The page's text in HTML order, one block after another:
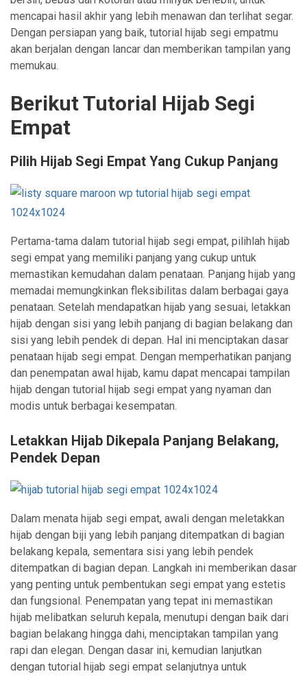
mencapai hasil akhir yang lebih menawan dan terlihat segar.
Dengan persiapan yang baik, tutorial hijab segi empatmu
akan berjalan dengan lancar dan memberikan tampilan yang
memukau.
Berikut Tutorial Hijab Segi
Empat
Pilih Hijab Segi Empat Yang Cukup Panjang
Pertama-tama dalam tutorial hijab segi empat, pilihlah hijab
segi empat yang memiliki panjang yang cukup untuk
memastikan kemudahan dalam penataan. Panjang hijab yang
memadai memungkinkan fleksibilitas dalam berbagai gaya
penataan. Setelah mendapatkan hijab yang sesuai, letakkan
hijab dengan sisi yang lebih panjang di bagian belakang dan
sisi yang lebih pendek di depan. Hal ini menciptakan dasar
penataan hijab segi empat. Dengan memperhatikan panjang
dan penempatan awal hijab, kamu dapat mencapai tampilan
hijab dengan tutorial hijab segi empat yang nyaman dan
modis untuk berbagai kesempatan.
Letakkan Hijab Dikepala Panjang Belakang,
Pendek Depan
Dalam menata hijab segi empat, awali dengan meletakkan
hijab dengan biji yang lebih panjang ditempatkan di bagian
belakang kepala, sementara sisi yang lebih pendek
ditempatkan di bagian depan. Langkah ini memberikan dasar
yang penting untuk pembentukan segi empat yang estetis
dan fungsional. Penempatan yang tepat ini memastikan
hijab melibatkan seluruh kepala, menutupi dengan baik dari
bagian belakang hingga dahi, menciptakan tampilan yang
rapi dan elegan. Dengan dasar ini, kemudian lanjutkan
dengan tutorial hijab segi empat selanjutnya untuk